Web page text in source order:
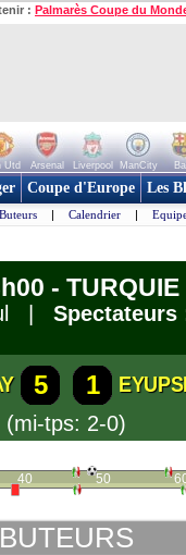
: Palmarès Coupe du
Utd Arsenal Liverpool ManCity
Coupe d'Europe Les
Buteurs | Calendrier |
-
| Spectateurs
5 1
(mi-tps: 2-0)
40 50
BUTEURS